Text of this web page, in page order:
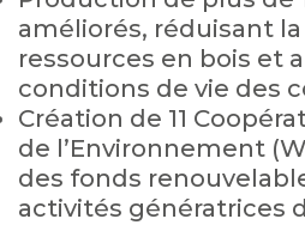
améliorés, réduisant
ressources en bois et
conditions de vie des
Création de 11
de l’Environnement
des fonds
activités génératrices